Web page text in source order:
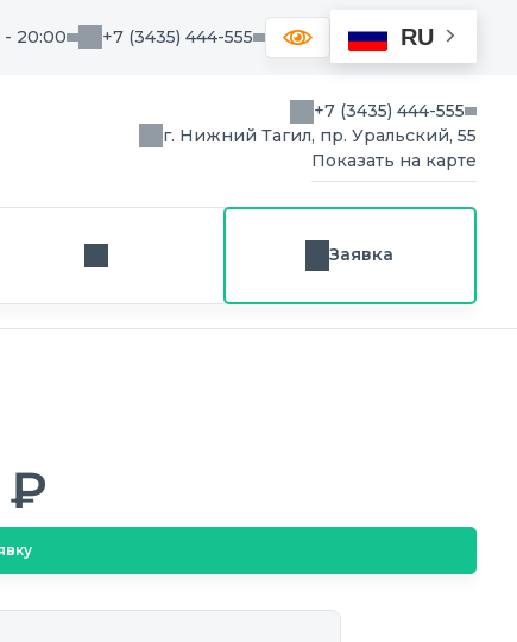
- 20:00 +7 (3435) 444-555 RU
+7 (3435) 444-555
г. Нижний Тагил, пр. Уральский, 55
Показать на карте
Заказ звонка Заявка
₽